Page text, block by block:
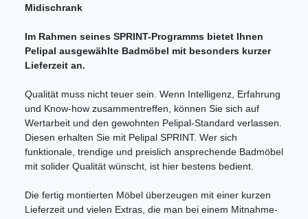
Midischrank
Im Rahmen seines SPRINT-Programms bietet Ihnen
Pelipal ausgewählte Badmöbel mit besonders kurzer
Lieferzeit an.
Qualität muss nicht teuer sein. Wenn Intelligenz, Erfahrung
und Know-how zusammentreffen, können Sie sich auf
Wertarbeit und den gewohnten Pelipal-Standard verlassen.
Diesen erhalten Sie mit Pelipal SPRINT. Wer sich
funktionale, trendige und preislich ansprechende Badmöbel
mit solider Qualität wünscht, ist hier bestens bedient.
Die fertig montierten Möbel überzeugen mit einer kurzen
Lieferzeit und vielen Extras, die man bei einem Mitnahme-